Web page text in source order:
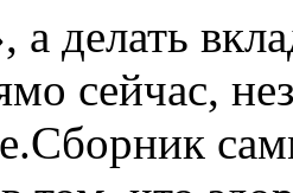
а делать
сейчас,